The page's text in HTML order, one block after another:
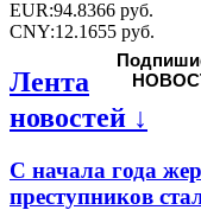
EUR:94.8366 руб.
CNY:12.1655 руб.
Лента
новостей ↓
С начала года
преступников